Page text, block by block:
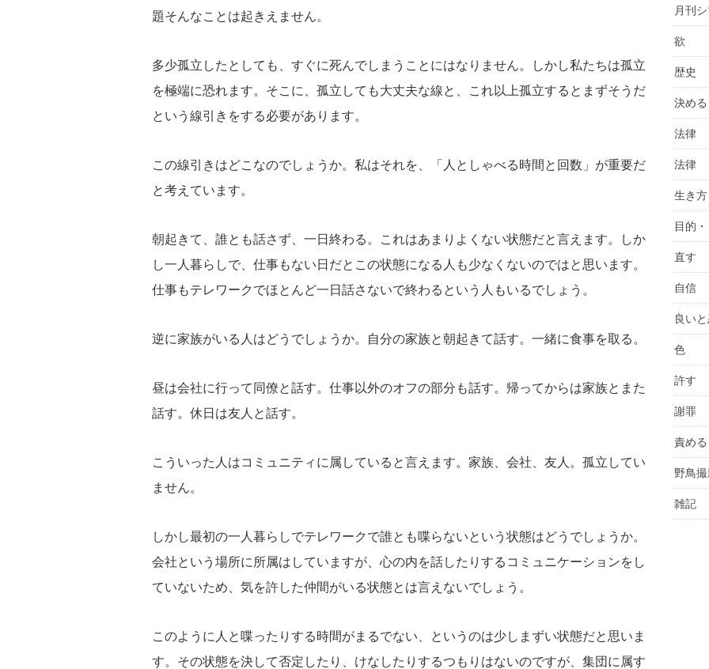
題そんなことは起きえません。
多少孤立したとしても、すぐに死んでしまうことにはなりません。しかし私たちは孤立
を極端に恐れます。そこに、孤立しても大丈夫な線と、これ以上孤立するとまずそうだ
という線引きをする必要があります。
この線引きはどこなのでしょうか。私はそれを、「人としゃべる時間と回数」が重要だ
と考えています。
朝起きて、誰とも話さず、一日終わる。これはあまりよくない状態だと言えます。しか
し一人暮らしで、仕事もない日だとこの状態になる人も少なくないのではと思います。
仕事もテレワークでほとんど一日話さないで終わるという人もいるでしょう。
逆に家族がいる人はどうでしょうか。自分の家族と朝起きて話す。一緒に食事を取る。
昼は会社に行って同僚と話す。仕事以外のオフの部分も話す。帰ってからは家族とまた
話す。休日は友人と話す。
こういった人はコミュニティに属していると言えます。家族、会社、友人。孤立してい
ません。
しかし最初の一人暮らしでテレワークで誰とも喋らないという状態はどうでしょうか。
会社という場所に所属はしていますが、心の内を話したりするコミュニケーションをし
ていないため、気を許した仲間がいる状態とは言えないでしょう。
このように人と喋ったりする時間がまるでない、というのは少しまずい状態だと思いま
す。その状態を決して否定したり、けなしたりするつもりはないのですが、集団に属す
月刊
欲
歴史
決める
法律
法律
生き方
目的
直す
自信
良い
色
許す
謝罪
責める
野鳥
雑記